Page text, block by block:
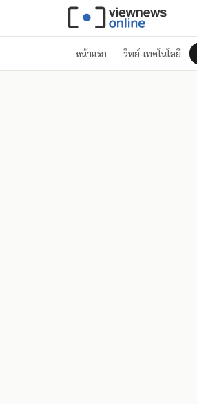
หน้าแรก วิทย์-เทคโนโลยี